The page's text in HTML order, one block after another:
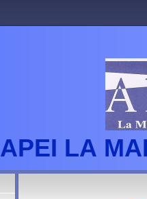
APEI LA